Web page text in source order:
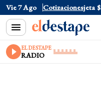
Vie 7 Ago Cotizaciones
$1520 Dólar Tarjeta $1976
EL DESTAPE
RADIO